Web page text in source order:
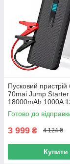
Пусковий пристрій
70mai Jump Starter
18000mAh 1000A
для авто
Готово до
3 999 ₴ 4 124 ₴
Купити